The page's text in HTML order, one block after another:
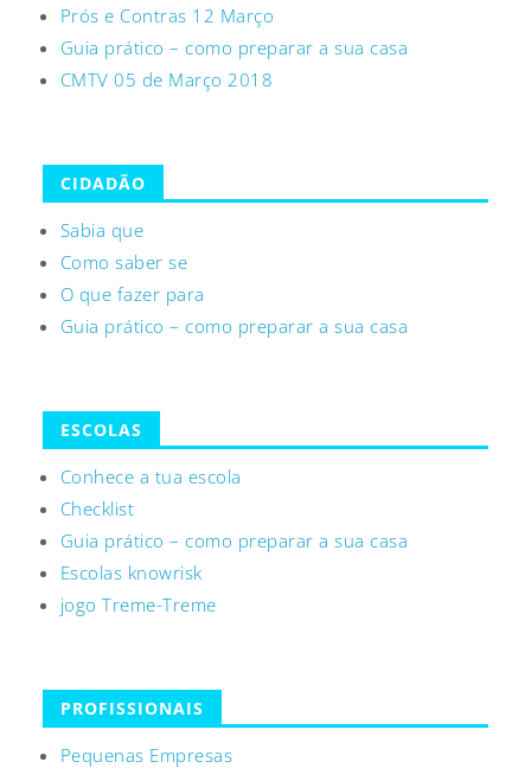
Prós e Contras 12 Março
Guia prático – como preparar a sua casa
CMTV 05 de Março 2018
CIDADÃO
Sabia que
Como saber se
O que fazer para
Guia prático – como preparar a sua casa
ESCOLAS
Conhece a tua escola
Checklist
Guia prático – como preparar a sua casa
Escolas knowrisk
jogo Treme-Treme
PROFISSIONAIS
Pequenas Empresas